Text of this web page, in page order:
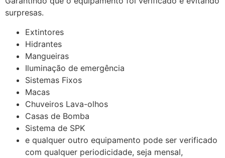
surpresas.
Extintores
Hidrantes
Mangueiras
Iluminação de emergência
Sistemas Fixos
Macas
Chuveiros Lava-olhos
Casas de Bomba
Sistema de SPK
e qualquer outro equipamento pode ser verificado
com qualquer periodicidade, seja mensal,